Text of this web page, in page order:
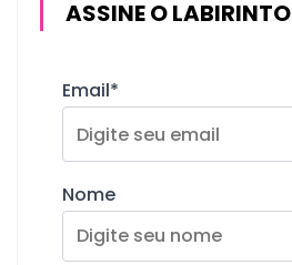
ASSINE O LABIRINTO
Email*
Nome